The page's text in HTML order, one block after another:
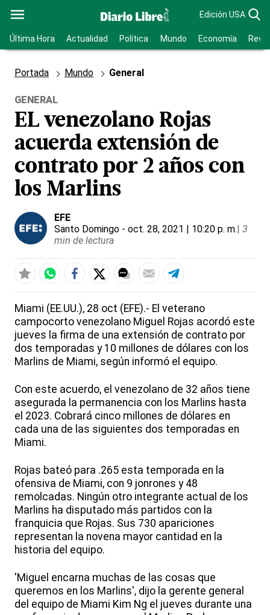
Edición USA
Última Hora Actualidad Política Mundo Economía
Portada Mundo General
GENERAL
EL venezolano Rojas
acuerda extensión de
contrato por 2 años con
los Marlins
EFE
Santo Domingo - oct. 28, 2021 | 10:20 p. m.| 3
min de lectura
Miami (EE.UU.), 28 oct (EFE).- El veterano
campocorto venezolano Miguel Rojas acordó este
jueves la firma de una extensión de contrato por
dos temporadas y 10 millones de dólares con los
Marlins de Miami, según informó el equipo.
Con este acuerdo, el venezolano de 32 años tiene
asegurada la permanencia con los Marlins hasta
el 2023. Cobrará cinco millones de dólares en
cada una de las siguientes dos temporadas en
Miami.
Rojas bateó para .265 esta temporada en la
ofensiva de Miami, con 9 jonrones y 48
remolcadas. Ningún otro integrante actual de los
Marlins ha disputado más partidos con la
franquicia que Rojas. Sus 730 apariciones
representan la novena mayor cantidad en la
historia del equipo.
'Miguel encarna muchas de las cosas que
queremos en los Marlins', dijo la gerente general
del equipo de Miami Kim Ng el jueves durante una